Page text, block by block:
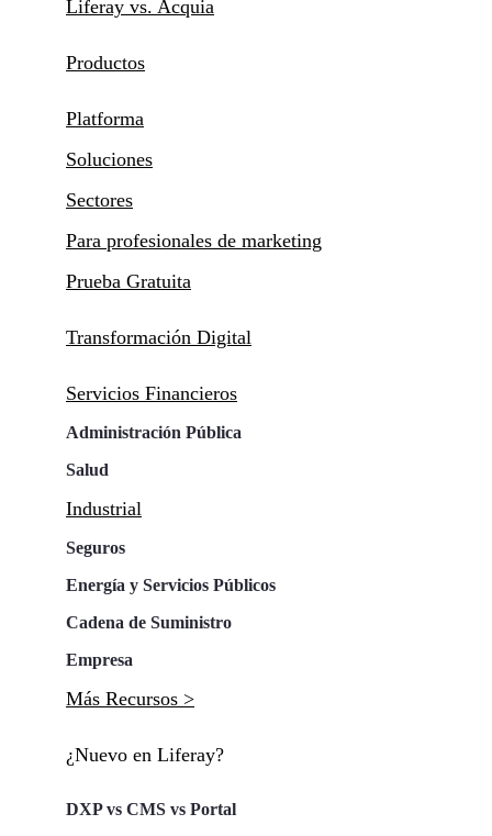
Liferay vs. Acquia
Productos
Platforma
Soluciones
Sectores
Para profesionales de marketing
Prueba Gratuita
Transformación Digital
Servicios Financieros
Administración Pública
Salud
Industrial
Seguros
Energía y Servicios Públicos
Cadena de Suministro
Empresa
Más Recursos >
¿Nuevo en Liferay?
DXP vs CMS vs Portal